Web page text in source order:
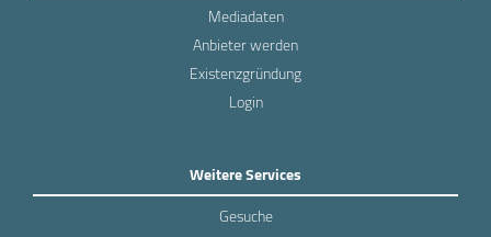
Mediadaten
Anbieter werden
Existenzgründung
Login
Weitere Services
Gesuche